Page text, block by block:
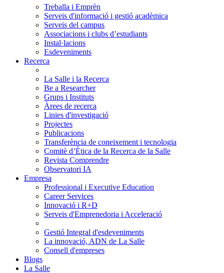
Treballa i Emprèn
Serveis d'informació i gestió acadèmica
Serveis del campus
Associacions i clubs d’estudiants
Instal·lacions
Esdeveniments
Recerca
La Salle i la Recerca
Be a Researcher
Grups i Instituts
Àrees de recerca
Linies d'investigació
Projectes
Publicacions
Transferència de coneixement i tecnologia
Comitè d’Ètica de la Recerca de la Salle
Revista Comprendre
Observatori IA
Empresa
Professional i Executive Education
Career Services
Innovació i R+D
Serveis d'Emprenedoria i Acceleració
Gestió Integral d'esdeveniments
La innovació, ADN de La Salle
Consell d'empreses
Blogs
La Salle